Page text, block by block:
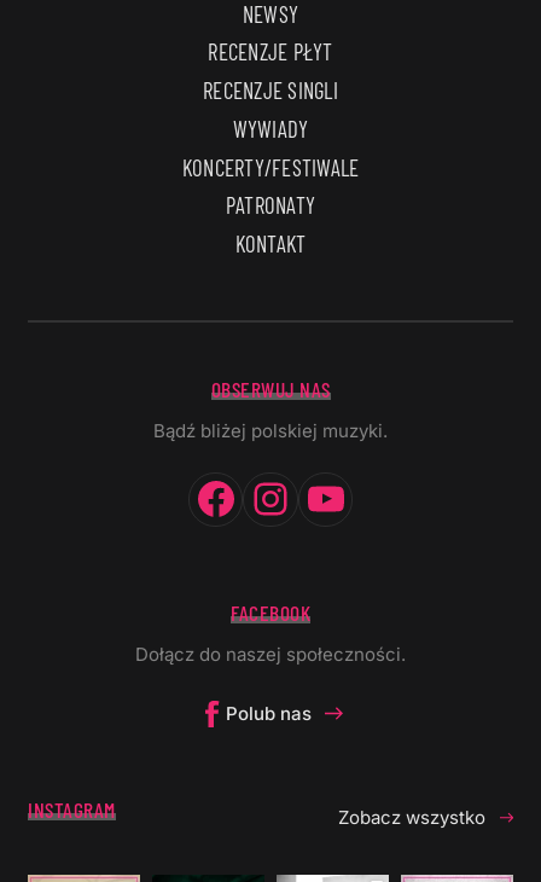
NEWSY
RECENZJE PŁYT
RECENZJE SINGLI
WYWIADY
KONCERTY/FESTIWALE
PATRONATY
KONTAKT
OBSERWUJ NAS
Bądź bliżej polskiej muzyki.
Facebook
Instagram
FACEBOOK
Dołącz do naszej społeczności.
Polub nas
INSTAGRAM Zobacz wszystko